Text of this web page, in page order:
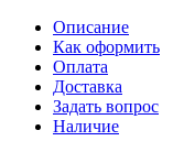
Описание
Как оформить
Оплата
Доставка
Задать вопрос
Наличие